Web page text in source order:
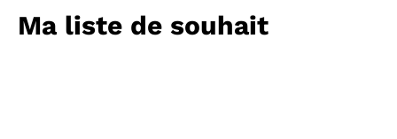
Ma liste de souhait